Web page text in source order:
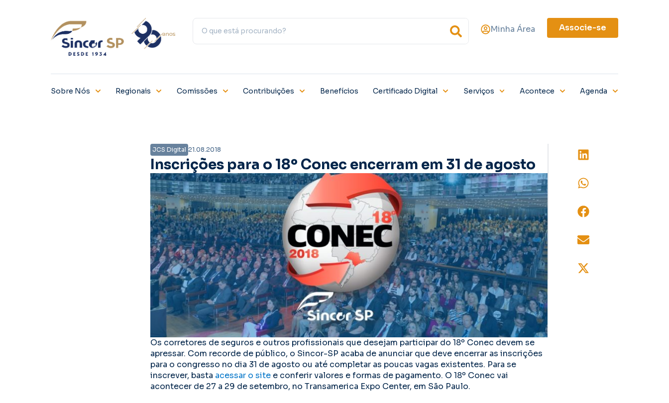
Minha Área Associe-se
Sobre Nós Regionais Comissões Contribuições Benefícios Certificado Digital Serviços Acontece Agenda
JCS Digital 21.08.2018
Inscrições para o 18º Conec encerram em 31 de agosto
Os corretores de seguros e outros profissionais que desejam participar do 18º Conec devem se
apressar. Com recorde de público, o Sincor-SP acaba de anunciar que deve encerrar as inscrições
para o congresso no dia 31 de agosto ou até completar as poucas vagas existentes. Para se
inscrever, basta acessar o sitee conferir valores e formas de pagamento. O 18º Conec vai
acontecer de 27 a 29 de setembro, no Transamerica Expo Center, em São Paulo.